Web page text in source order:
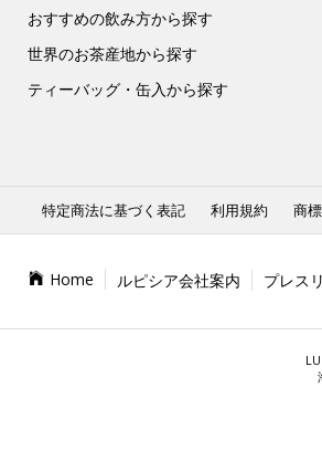
おすすめの飲み方から探す
世界のお茶産地から探す
ティーバッグ・缶入から探す
特定商法に基づく表記 利用規約 商
Home ルピシア会社案内 プレス